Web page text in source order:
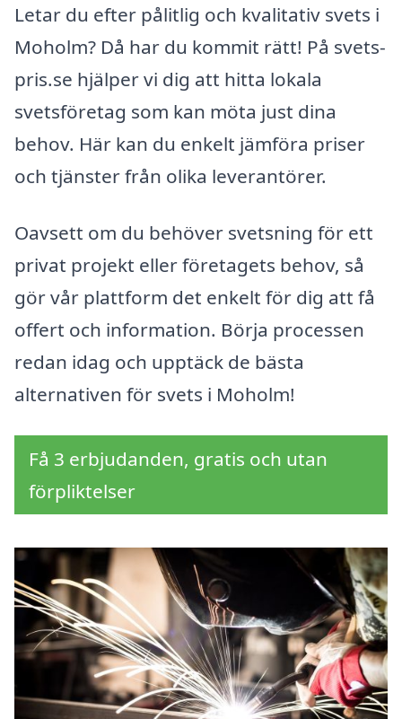
Letar du efter pålitlig och kvalitativ svets i
Moholm? Då har du kommit rätt! På svets-
pris.se hjälper vi dig att hitta lokala
svetsföretag som kan möta just dina
behov. Här kan du enkelt jämföra priser
och tjänster från olika leverantörer.
Oavsett om du behöver svetsning för ett
privat projekt eller företagets behov, så
gör vår plattform det enkelt för dig att få
offert och information. Börja processen
redan idag och upptäck de bästa
alternativen för svets i Moholm!
Få 3 erbjudanden, gratis och utan
förpliktelser